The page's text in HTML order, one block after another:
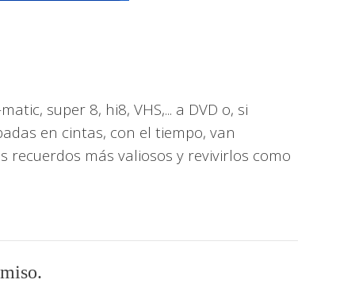
super 8, hi8, VHS,... a DVD o, si
en cintas, con el tiempo, van
recuerdos más valiosos y revivirlos como